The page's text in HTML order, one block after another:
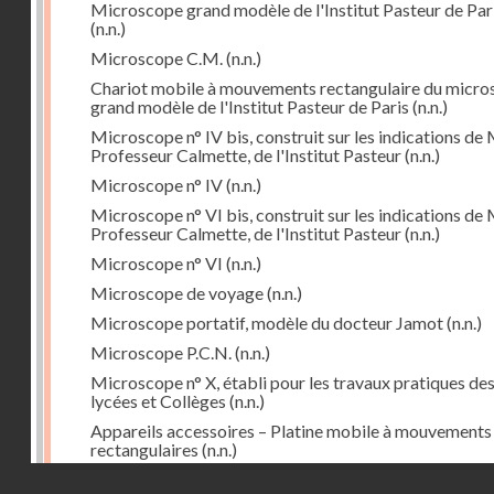
Microscope grand modèle de l'Institut Pasteur de
(n.n.)
Microscope C.M. (n.n.)
Chariot mobile à mouvements rectangulaire du
grand modèle de l'Institut Pasteur de Paris (n.n.)
Microscope n° IV bis, construit sur les indications de
Professeur Calmette, de l'Institut Pasteur(n.n.)
Microscope n° IV(n.n.)
Microscope n° VI bis, construit sur les indications de
Professeur Calmette, de l'Institut Pasteur(n.n.)
Microscope n° VI (n.n.)
Microscope de voyage(n.n.)
Microscope portatif, modèle du docteur Jamot(n.n.)
Microscope P.C.N. (n.n.)
Microscope n° X, établi pour les travaux pratiques des
lycées et Collèges (n.n.)
Appareils accessoires – Platine mobile à mouvements
rectangulaires (n.n.)